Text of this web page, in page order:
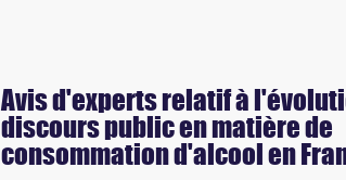
Avis d'experts relatif à
discours public en matière de
consommation d'alcool en